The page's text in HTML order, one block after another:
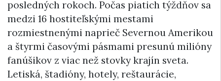
posledných rokoch. Počas piatich týždňov sa
medzi 16 hostiteľskými mestami
rozmiestnenými naprieč Severnou Amerikou
a štyrmi časovými pásmami presunú milióny
fanúšikov z viac než stovky krajín sveta.
Letiská, štadióny, hotely, reštaurácie,